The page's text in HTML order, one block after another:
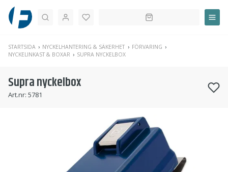
Sök
STARTSIDA NYCKELHANTERING & SÄKERHET
FÖRVARING
NYCKELINKAST & BOXAR
SUPRA NYCKELBOX
Supra nyckelbox
Art.nr: 5781